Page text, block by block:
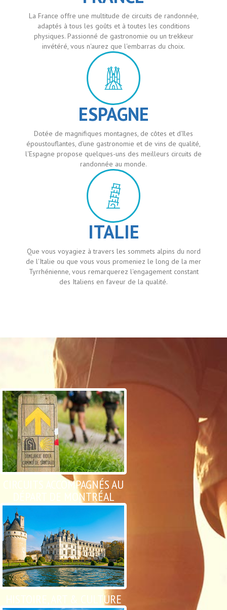
La France offre une multitude de circuits de randonnée,
adaptés à tous les goûts et à toutes les conditions
physiques. Passionné de gastronomie ou un trekkeur
invétéré, vous n'aurez que l'embarras du choix.
ESPAGNE
Dotée de magnifiques montagnes, de côtes et d'îles
époustouflantes, d'une gastronomie et de vins de qualité,
l'Espagne propose quelques-uns des meilleurs circuits de
randonnée au monde.
ITALIE
Que vous voyagiez à travers les sommets alpins du nord
de l'Italie ou que vous vous promeniez le long de la mer
Tyrrhénienne, vous remarquerez l'engagement constant
des Italiens en faveur de la qualité.
CIRCUITS ACCOMPAGNÉS AU
DÉPART DE MONTRÉAL
HISTOIRE, ART & CULTURE